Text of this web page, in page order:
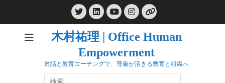
TwitterLinkedIn
YouTube
Instagram
リ
ン
ク
木村祐理 | Office Human
Empowerment
対話と教育コーチングで、尊厳が活きる教育と組織へ
検